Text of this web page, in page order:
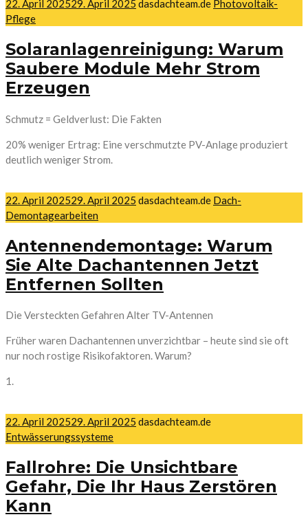
22. April 202529. April 2025 dasdachteam.de Photovoltaik-
Pflege
Solaranlagenreinigung: Warum
Saubere Module Mehr Strom
Erzeugen
Schmutz = Geldverlust: Die Fakten
20% weniger Ertrag: Eine verschmutzte PV-Anlage produziert
deutlich weniger Strom.
22. April 202529. April 2025 dasdachteam.de Dach-
Demontagearbeiten
Antennendemontage: Warum
Sie Alte Dachantennen Jetzt
Entfernen Sollten
Die Versteckten Gefahren Alter TV-Antennen
Früher waren Dachantennen unverzichtbar – heute sind sie oft
nur noch rostige Risikofaktoren. Warum?
1.
22. April 202529. April 2025 dasdachteam.de
Entwässerungssysteme
Fallrohre: Die Unsichtbare
Gefahr, Die Ihr Haus Zerstören
Kann